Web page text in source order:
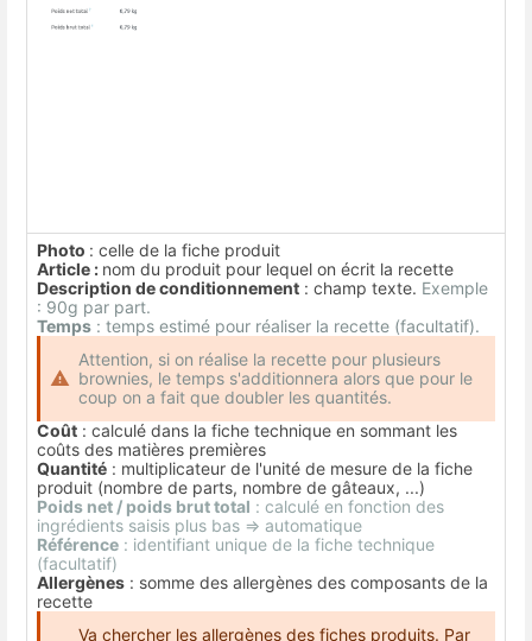
Photo : celle de la fiche produit
Article : nom du produit pour lequel on écrit la recette
Description de conditionnement : champ texte. Exemple
: 90g par part.
Temps : temps estimé pour réaliser la recette (facultatif).
Attention, si on réalise la recette pour plusieurs
brownies, le temps s'additionnera alors que pour le
coup on a fait que doubler les quantités.
Coût : calculé dans la fiche technique en sommant les
coûts des matières premières
Quantité : multiplicateur de l'unité de mesure de la fiche
produit (nombre de parts, nombre de gâteaux, ...)
Poids net / poids brut total : calculé en fonction des
ingrédients saisis plus bas => automatique
Référence : identifiant unique de la fiche technique
(facultatif)
Allergènes : somme des allergènes des composants de la
recette
Va chercher les allergènes des fiches produits. Par